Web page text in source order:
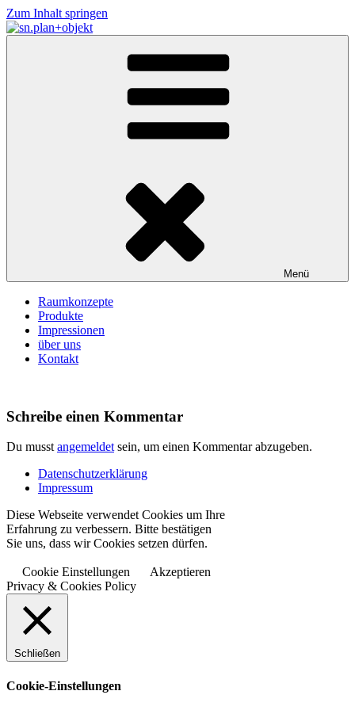
Zum Inhalt springen
Planung+Design Objekteinrichtungen
Menü
Raumkonzepte
Produkte
Impressionen
über uns
Kontakt
Schreibe einen Kommentar
Du musstangemeldetsein, um einen Kommentar abzugeben.
Datenschutzerklärung
Impressum
Diese Webseite verwendet Cookies um Ihre
Erfahrung zu verbessern. Bitte bestätigen
Sie uns, dass wir Cookies setzen dürfen.
Cookie Einstellungen
Akzeptieren
Privacy & Cookies Policy
Schließen
Cookie-Einstellungen